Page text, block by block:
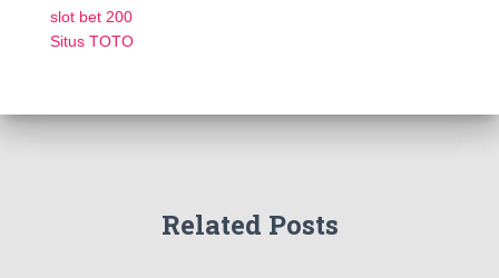
slot bet 200
Situs TOTO
Related Posts